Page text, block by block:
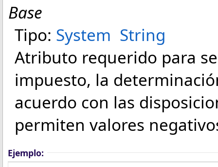
Base
Tipo: System String
Atributo requerido para
impuesto, la
acuerdo con las
permiten valores
Ejemplo: